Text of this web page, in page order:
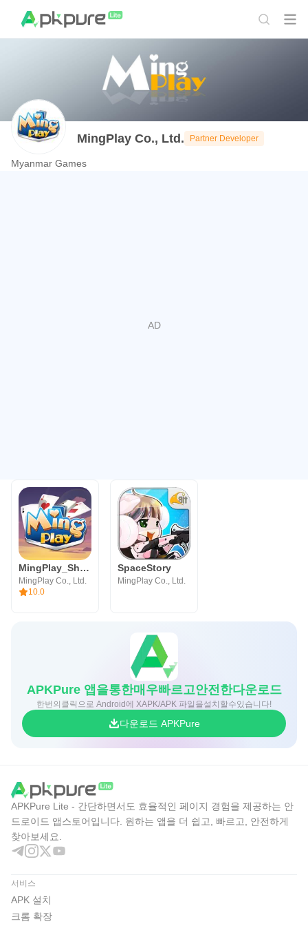
MingPlay Co., Ltd. Partner Developer
Myanmar Games
MingPlay_ShanKoeMee, BooGyi
MingPlay Co., Ltd.
10.0
SpaceStory
MingPlay Co., Ltd.
APKPure 앱을통한매우빠르고안전한다운로드
한번의클릭으로 Android에 XAPK/APK 파일을설치할수있습니다!
다운로드 APKPure
APKPure Lite - 간단하면서도 효율적인 페이지 경험을 제공하는 안
드로이드 앱스토어입니다. 원하는 앱을 더 쉽고, 빠르고, 안전하게
찾아보세요.
서비스
APK 설치
크롬 확장